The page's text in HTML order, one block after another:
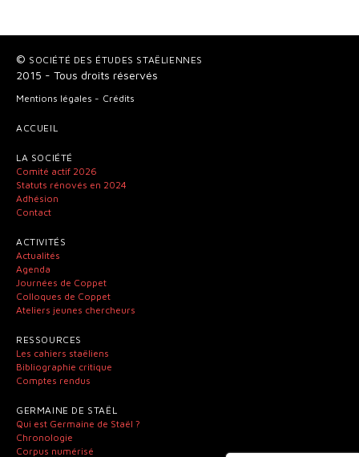
© SOCIÉTÉ DES ÉTUDES STAËLIENNES
2015 - Tous droits réservés
Mentions légales Crédits
ACCUEIL
LA SOCIÉTÉ
Comité actif 2026
Statuts rénovés en 2024
Adhésion
Contact
ACTIVITÉS
Actualités
Agenda
Journées de Coppet
Colloques de Coppet
Ateliers jeunes chercheurs
RESSOURCES
Les cahiers staëliens
Bibliographie critique
Comptes rendus
GERMAINE DE STAËL
Qui est Germaine de Staël ?
Chronologie
Corpus numérisé